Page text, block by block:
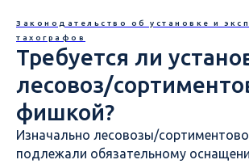
Законодательство об установке и
тахографов
Требуется ли
лесовоз/
фишкой?
Изначально лесовозы/
подлежали обязательному